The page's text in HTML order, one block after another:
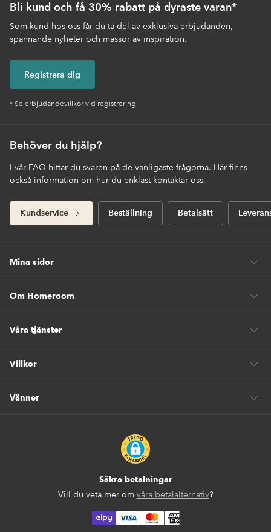
Bli kund och få 30% rabatt på dyraste varan*
Som kund hos oss får du ta del av exklusiva erbjudanden,
spännande nyheter och massor av inspiration.
Registrera dig
* Se erbjudandevillkor vid registrering
Behöver du hjälp?
I vår FAQ hittar du svaren på de vanligaste frågorna. Här finns
också information om hur du enklast kontaktar oss.
Kundservice Beställning Betalsätt
Mina sidor
Om Homeroom
Våra tjänster
Villkor
Vänner
Säkra betalningar
Vill du veta mer om våra betalalternativ?
elpy